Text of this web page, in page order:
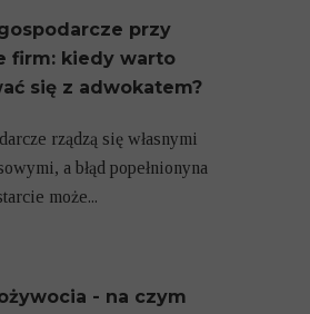
przy
firm: kiedy warto
się z adwokatem?
rządzą się własnymi
a błąd popełnionyna
może...
- na czym